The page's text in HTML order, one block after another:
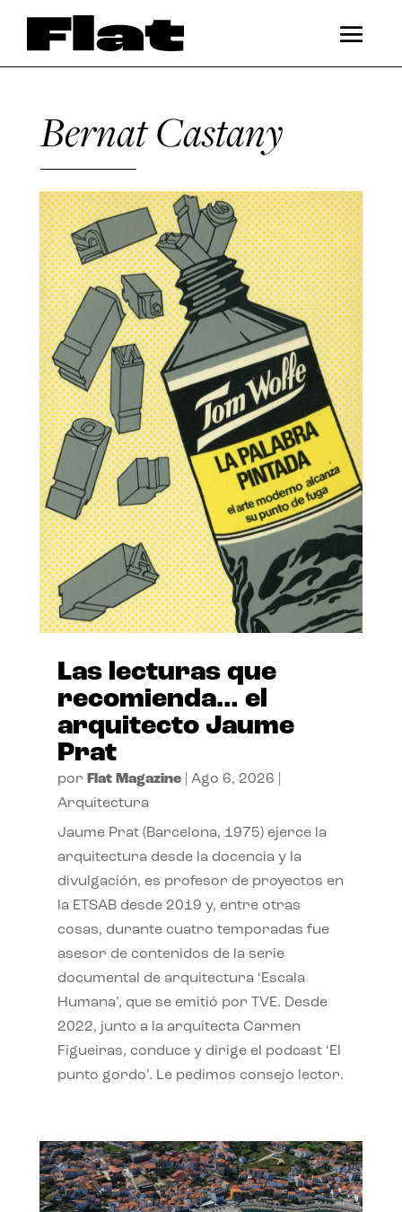
Bernat Castany
Las lecturas que
recomienda… el
arquitecto Jaume
Prat
por Flat Magazine| Ago 6, 2026
Arquitectura
Jaume Prat (Barcelona, 1975) ejerce la
arquitectura desde la docencia y la
divulgación, es profesor de proyectos en
la ETSAB desde 2019 y, entre otras
cosas, durante cuatro temporadas fue
asesor de contenidos de la serie
documental de arquitectura ‘Escala
Humana’, que se emitió por TVE. Desde
2022, junto a la arquitecta Carmen
Figueiras, conduce y dirige el podcast ‘El
punto gordo’. Le pedimos consejo lector.